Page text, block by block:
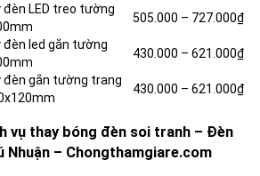
đèn LED treo tường
505.000 – 727.000₫
đèn led gắn tường
430.000 – 621.000₫
đèn gắn tường trang
430.000 – 621.000₫
vụ thay bóng đèn soi tranh – Đèn
Nhuận – Chongthamgiare.com